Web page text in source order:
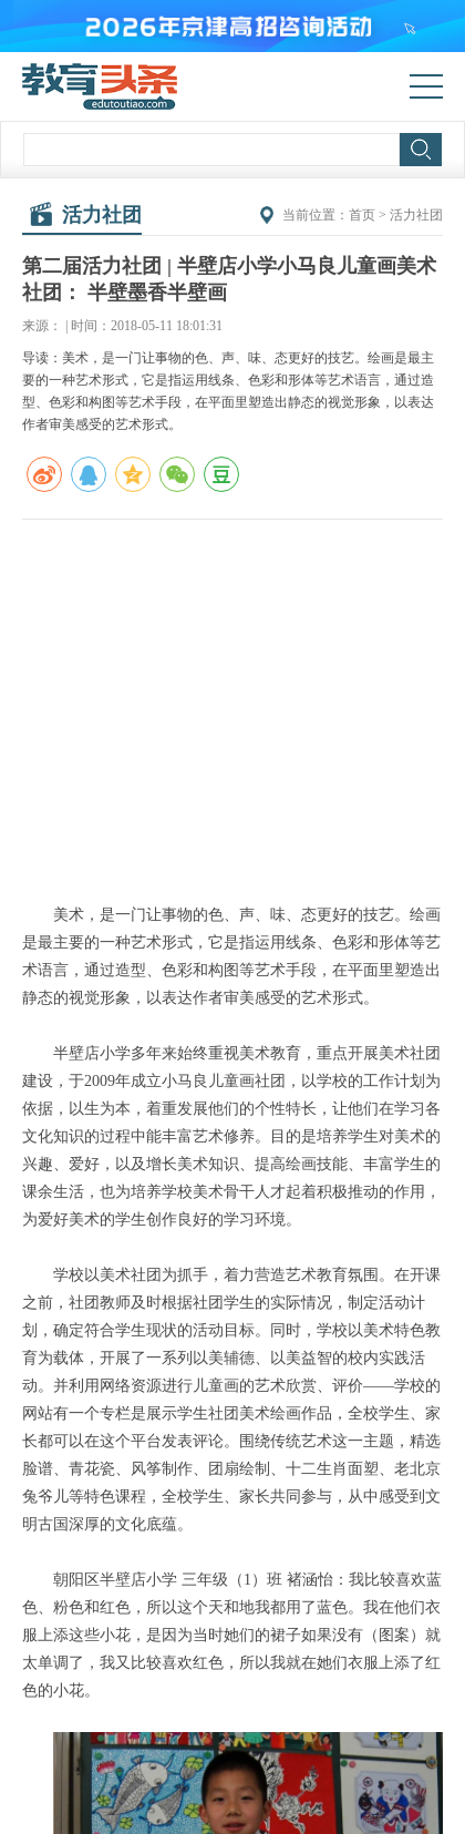
活力社团 当前位置： 首页 > 活力社团
第二届活力社团 | 半壁店小学小马良儿童画美术
社团： 半壁墨香半壁画
来源： | 时间：2018-05-11 18:01:31
导读：美术，是一门让事物的色、声、味、态更好的技艺。绘画是最主
要的一种艺术形式，它是指运用线条、色彩和形体等艺术语言，通过造
型、色彩和构图等艺术手段，在平面里塑造出静态的视觉形象，以表达
作者审美感受的艺术形式。
美术，是一门让事物的色、声、味、态更好的技艺。绘画
是最主要的一种艺术形式，它是指运用线条、色彩和形体等艺
术语言，通过造型、色彩和构图等艺术手段，在平面里塑造出
静态的视觉形象，以表达作者审美感受的艺术形式。
半壁店小学多年来始终重视美术教育，重点开展美术社团
建设，于2009年成立小马良儿童画社团，以学校的工作计划为
依据，以生为本，着重发展他们的个性特长，让他们在学习各
文化知识的过程中能丰富艺术修养。目的是培养学生对美术的
兴趣、爱好，以及增长美术知识、提高绘画技能、丰富学生的
课余生活，也为培养学校美术骨干人才起着积极推动的作用，
为爱好美术的学生创作良好的学习环境。
学校以美术社团为抓手，着力营造艺术教育氛围。在开课
之前，社团教师及时根据社团学生的实际情况，制定活动计
划，确定符合学生现状的活动目标。同时，学校以美术特色教
育为载体，开展了一系列以美辅德、以美益智的校内实践活
动。并利用网络资源进行儿童画的艺术欣赏、评价——学校的
网站有一个专栏是展示学生社团美术绘画作品，全校学生、家
长都可以在这个平台发表评论。围绕传统艺术这一主题，精选
脸谱、青花瓷、风筝制作、团扇绘制、十二生肖面塑、老北京
兔爷儿等特色课程，全校学生、家长共同参与，从中感受到文
明古国深厚的文化底蕴。
朝阳区半壁店小学 三年级（1）班 褚涵怡：我比较喜欢蓝
色、粉色和红色，所以这个天和地我都用了蓝色。我在他们衣
服上添这些小花，是因为当时她们的裙子如果没有（图案）就
太单调了，我又比较喜欢红色，所以我就在她们衣服上添了红
色的小花。